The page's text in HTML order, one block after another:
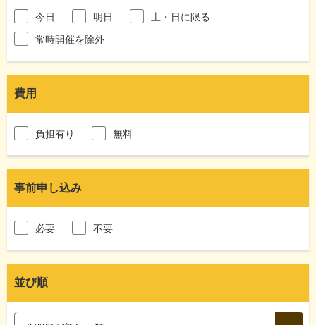
今日 明日
土・日に限る
常時開催を除外
費用
負担有り 無料
事前申し込み
必要 不要
並び順